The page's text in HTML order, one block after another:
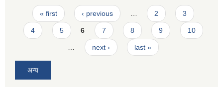
Pages
« first ‹ previous 2 3
4 5 6 7 8 9 10
next › last »
अन्य